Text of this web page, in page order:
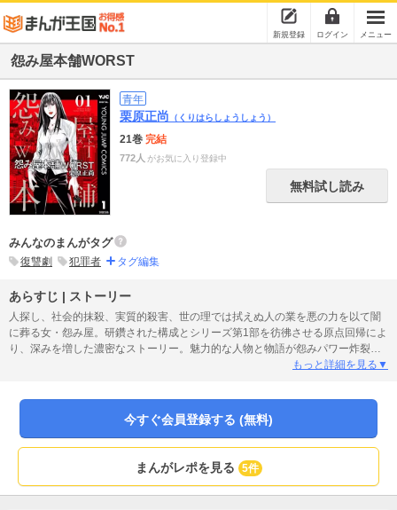
新規登録 ログイン メニュー
怨み屋本舗WORST
青年
栗原正尚 （くりはらしょうしょう）
21巻 完結
772人 がお気に入り登録中
無料試し読み
みんなのまんがタグ
復讐劇 犯罪者 タグ編集
あらすじ | ストーリー
人探し、社会的抹殺、実質的殺害、世の理では拭えぬ人の業を悪の力を以て闇
に葬る女・怨み屋。研鑽された構成とシリーズ第1部を彷彿させる原点回帰によ
り、深みを増した濃密なストーリー。魅力的な人物と物語が怨みパワー炸裂さ
もっと詳細を見る▼
今すぐ会員登録する (無料)
まんがレポを見る 5件